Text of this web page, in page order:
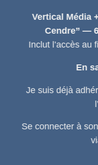
Vertical Média
Cendre” —
Inclut l’accès au
En
Je suis déjà
Se connecterà